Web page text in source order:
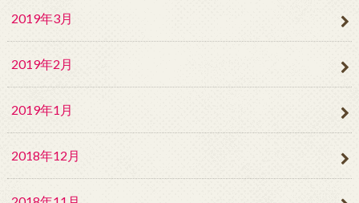
2019年3月
2019年2月
2019年1月
2018年12月